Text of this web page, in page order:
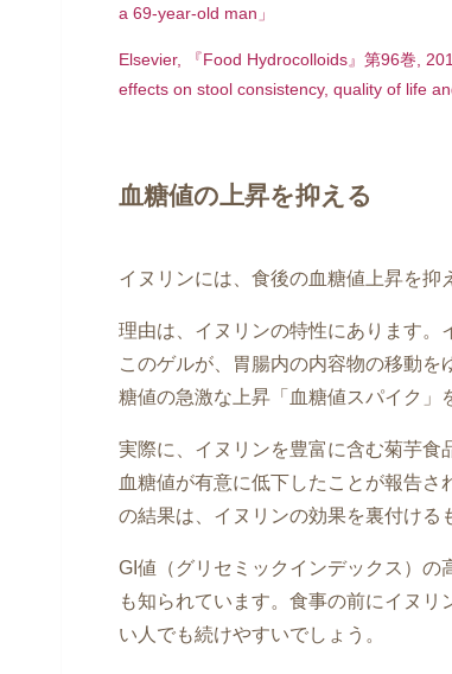
a 69-year-old man」
Elsevier, 『Food Hydrocolloids』第96巻,
effects on stool consistency, quality of life
血糖値の上昇を抑える
イヌリンには、食後の血糖値上昇を抑
理由は、イヌリンの特性にあります。
このゲルが、胃腸内の内容物の移動
糖値の急激な上昇「血糖値スパイク」
実際に、イヌリンを豊富に含む菊芋
血糖値が有意に低下したことが報告
の結果は、イヌリンの効果を裏付ける
GI値（グリセミックインデックス）
も知られています。食事の前にイヌ
い人でも続けやすいでしょう。